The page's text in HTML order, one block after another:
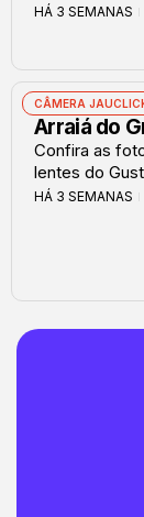
HÁ 3 SEMANAS
CÂMERA
Arraiá do
Confira as
lentes do
HÁ 3 SEMANAS